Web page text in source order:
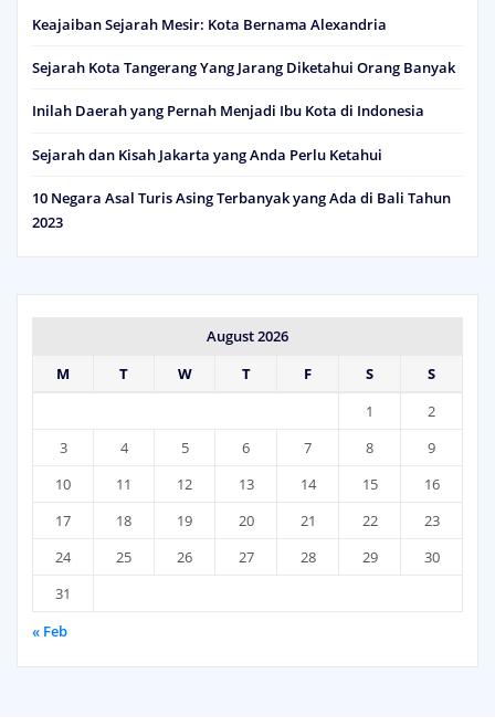
Keajaiban Sejarah Mesir: Kota Bernama Alexandria
Sejarah Kota Tangerang Yang Jarang Diketahui Orang Banyak
Inilah Daerah yang Pernah Menjadi Ibu Kota di Indonesia
Sejarah dan Kisah Jakarta yang Anda Perlu Ketahui
10 Negara Asal Turis Asing Terbanyak yang Ada di Bali Tahun
2023
August 2026
M
T W T F S
S
1
2
3
4 5 6 7 8
9
10
11 12 13 14 15
16
17
18 19 20 21 22
23
24
25 26 27 28 29
30
31
« Feb